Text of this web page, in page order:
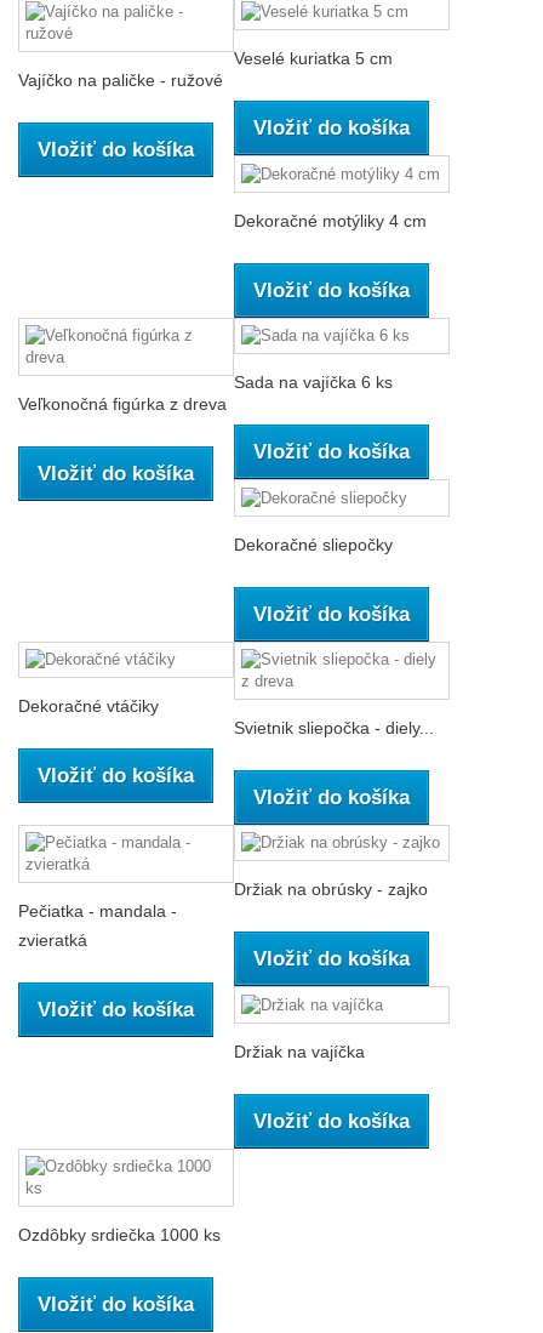
Vajíčko na paličke - ružové
Vložiť do košíka
Veselé kuriatka 5 cm
Vložiť do košíka
Dekoračné motýliky 4 cm
Vložiť do košíka
Veľkonočná figúrka z dreva
Vložiť do košíka
Sada na vajíčka 6 ks
Vložiť do košíka
Dekoračné sliepočky
Vložiť do košíka
Dekoračné vtáčiky
Vložiť do košíka
Svietnik sliepočka - diely...
Vložiť do košíka
Pečiatka - mandala -
zvieratká
Vložiť do košíka
Držiak na obrúsky - zajko
Vložiť do košíka
Držiak na vajíčka
Vložiť do košíka
Ozdôbky srdiečka 1000 ks
Vložiť do košíka